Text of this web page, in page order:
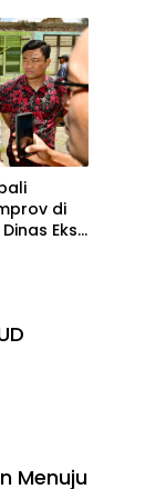
di
Eks
Menuju